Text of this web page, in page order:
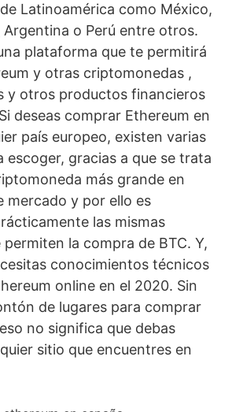
Latinoamérica como México,
Argentina o Perú entre otros.
plataforma que te permitirá
y otras criptomonedas ,
y otros productos financieros
deseas comprar Ethereum en
país europeo, existen varias
escoger, gracias a que se trata
más grande en
mercado y por ello es
las mismas
la compra de BTC. Y,
conocimientos técnicos
online en el 2020. Sin
de lugares para comprar
no significa que debas
sitio que encuentres en